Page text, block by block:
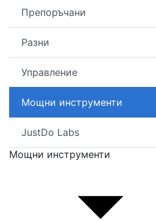
Препоръчани
Разни
Управление
Мощни инструменти
JustDo Labs
Мощни инструменти